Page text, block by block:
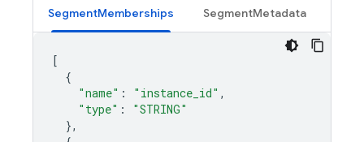
SegmentMemberships SegmentMetadata
[
{
"name" : "instance_id" ,
"type" :
"STRING"
},